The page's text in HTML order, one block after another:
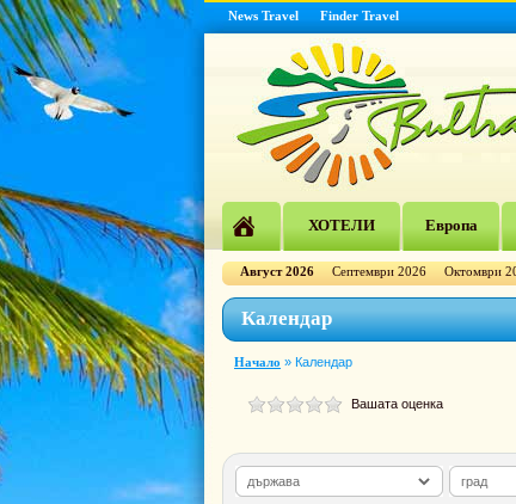
News Travel Finder Travel
ХОТЕЛИ Европа
Август 2026 Септември 2026 Октомври
Календар
Начало » Календар
Вашата оценка